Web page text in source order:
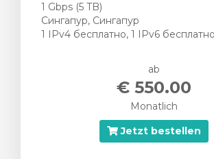
1 Gbps (5 TB)
Сингапур, Сингапур
1 IPv4 бесплатно, 1 IPv6 бесплатно
ab
€ 550.00
Monatlich
Jetzt bestellen